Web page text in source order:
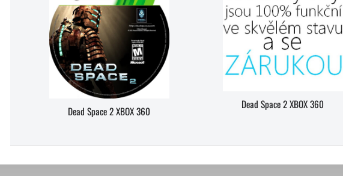
Dead Space 2 XBOX 360
Dead Space 2 XBOX 360